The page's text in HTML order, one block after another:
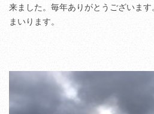
来ました。毎年ありがとうございま
まいります。